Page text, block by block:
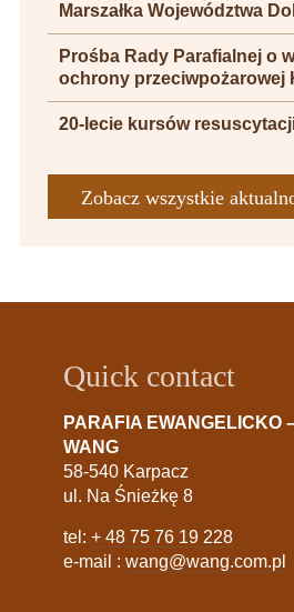
Marszałka Województwa
Prośba Rady Parafialnej o
ochrony przeciwpożarowej
20-lecie kursów
Zobacz wszystkie
Quick contact
PARAFIA EWANGELICKO
WANG
58-540 Karpacz
ul. Na Śnieżkę 8
tel: + 48 75 76 19 228
e-mail : wang@wang.com.pl